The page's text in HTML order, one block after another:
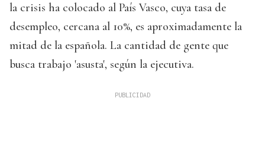
la crisis ha colocado al País Vasco, cuya tasa de
desempleo, cercana al 10%, es aproximadamente la
mitad de la española. La cantidad de gente que
busca trabajo 'asusta', según la ejecutiva.